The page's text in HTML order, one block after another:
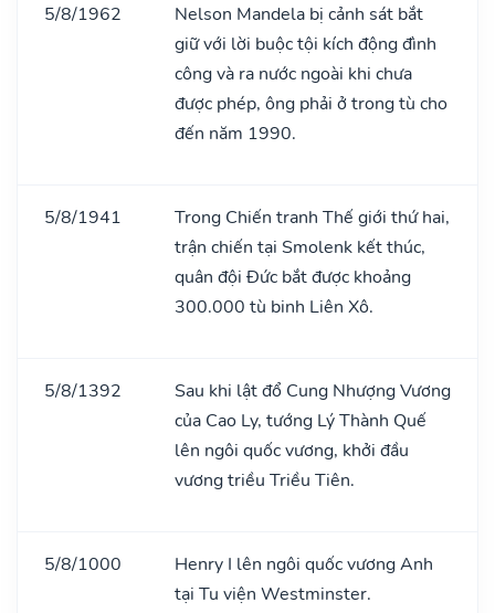
5/8/1962
Nelson Mandela bị cảnh sát bắt
giữ với lời buộc tội kích động đình
công và ra nước ngoài khi chưa
được phép, ông phải ở trong tù cho
đến năm 1990.
5/8/1941
Trong Chiến tranh Thế giới thứ hai,
trận chiến tại Smolenk kết thúc,
quân đội Đức bắt được khoảng
300.000 tù binh Liên Xô.
5/8/1392
Sau khi lật đổ Cung Nhượng Vương
của Cao Ly, tướng Lý Thành Quế
lên ngôi quốc vương, khởi đầu
vương triều Triều Tiên.
5/8/1000
Henry I lên ngôi quốc vương Anh
tại Tu viện Westminster.